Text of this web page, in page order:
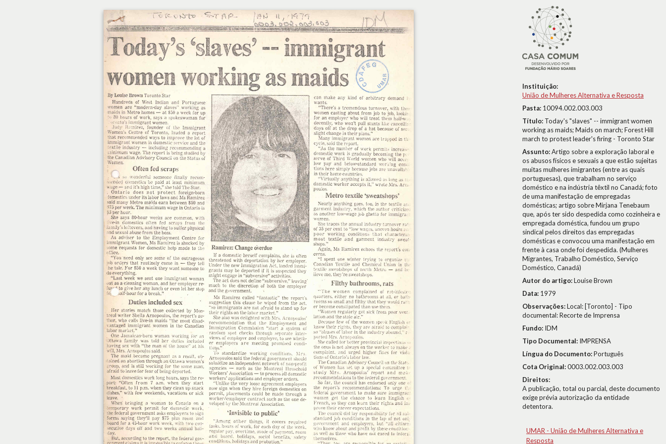
Instituição:
União de Mulheres Alternativa e Resposta
Pasta: 10094.002.003.003
Título: Today's "slaves" -- immigrant women
working as maids; Maids on march; Forest Hill
march to protest leader's firing - Toronto Star
Assunto:Artigo sobre a exploração laboral e
os abusos físicos e sexuais a que estão sujeitas
muitas mulheres imigrantes (entre as quais
portuguesas), que trabalham no serviço
doméstico e na indústria têxtil no Canadá; foto
de uma manifestação de empregadas
domésticas; artigo sobre Mirjana Tenebaum
que, após ter sido despedida como cozinheira e
empregada doméstica, fundou um grupo
sindical pelos direitos das empregadas
domésticas e convocou uma manifestação em
frente à casa onde foi despedida. (Mulheres
Migrantes, Trabalho Doméstico, Serviço
Doméstico, Canadá)
Autor do artigo:Louise Brown
Data: 1979
Observações:Local: [Toronto] - Tipo
documental: Recorte de Imprensa
Fundo: IDM
Tipo Documental: IMPRENSA
Língua do Documento:Português
Cota Original:0003.002.003.003
Direitos:
A publicação, total ou parcial, deste documento
exige prévia autorização da entidade
detentora.
UMAR - União de Mulheres Alternativa e
Resposta